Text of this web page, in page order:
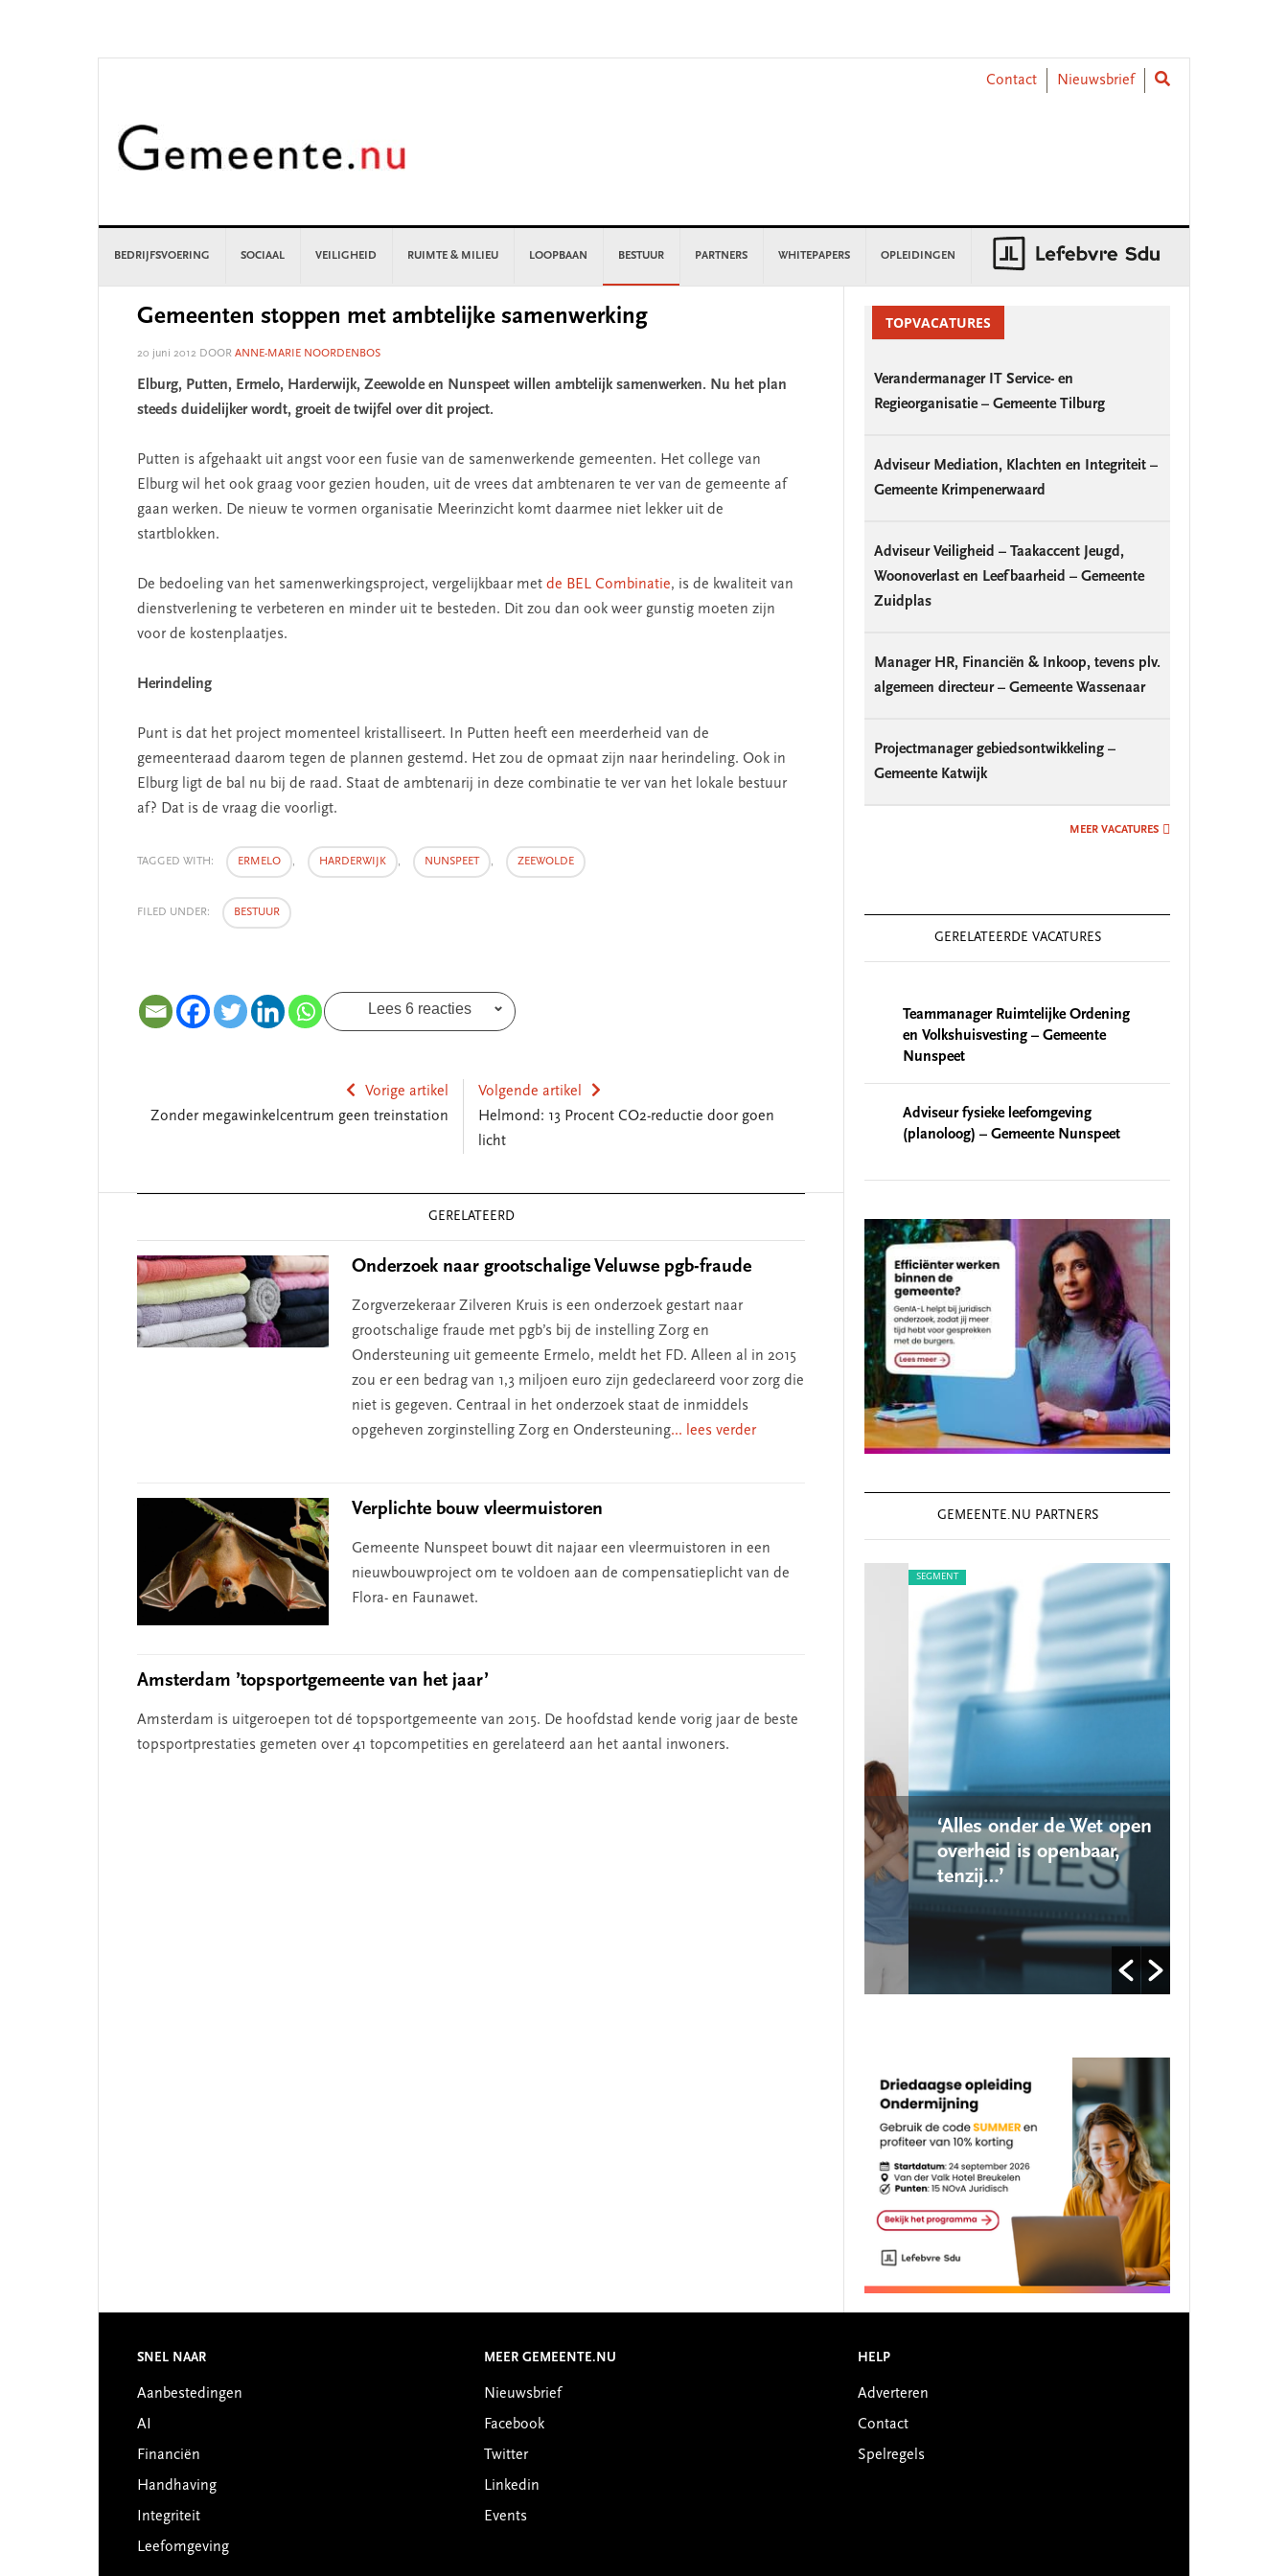
Contact
Nieuwsbrief
BEDRIJFSVOERING SOCIAAL VEILIGHEID RUIMTE & MILIEU LOOPBAAN BESTUUR PARTNERS WHITEPAPERS OPLEIDINGEN
Gemeenten stoppen met ambtelijke samenwerking
20 juni 2012 DOOR ANNE-MARIE NOORDENBOS
Elburg, Putten, Ermelo, Harderwijk, Zeewolde en Nunspeet willen ambtelijk samenwerken. Nu het plan
steeds duidelijker wordt, groeit de twijfel over dit project.
Putten is afgehaakt uit angst voor een fusie van de samenwerkende gemeenten. Het college van
Elburg wil het ook graag voor gezien houden, uit de vrees dat ambtenaren te ver van de gemeente af
gaan werken. De nieuw te vormen organisatie Meerinzicht komt daarmee niet lekker uit de
startblokken.
De bedoeling van het samenwerkingsproject, vergelijkbaar met de BEL Combinatie, is de kwaliteit van
dienstverlening te verbeteren en minder uit te besteden. Dit zou dan ook weer gunstig moeten zijn
voor de kostenplaatjes.
Herindeling
Punt is dat het project momenteel kristalliseert. In Putten heeft een meerderheid van de
gemeenteraad daarom tegen de plannen gestemd. Het zou de opmaat zijn naar herindeling. Ook in
Elburg ligt de bal nu bij de raad. Staat de ambtenarij in deze combinatie te ver van het lokale bestuur
af? Dat is de vraag die voorligt.
TAGGED WITH: ERMELO , HARDERWIJK , NUNSPEET , ZEEWOLDE
FILED UNDER: BESTUUR
Lees 6 reacties
Vorige artikel
Zonder megawinkelcentrum geen treinstation
Volgende artikel
Helmond: 13 Procent CO2-reductie door goen
licht
GERELATEERD
Onderzoek naar grootschalige Veluwse pgb-fraude
Zorgverzekeraar Zilveren Kruis is een onderzoek gestart naar
grootschalige fraude met pgb’s bij de instelling Zorg en
Ondersteuning uit gemeente Ermelo, meldt het FD. Alleen al in 2015
zou er een bedrag van 1,3 miljoen euro zijn gedeclareerd voor zorg die
niet is gegeven. Centraal in het onderzoek staat de inmiddels
opgeheven zorginstelling Zorg en Ondersteuning... lees verder
Verplichte bouw vleermuistoren
Gemeente Nunspeet bouwt dit najaar een vleermuistoren in een
nieuwbouwproject om te voldoen aan de compensatieplicht van de
Flora- en Faunawet.
Amsterdam ’topsportgemeente van het jaar’
Amsterdam is uitgeroepen tot dé topsportgemeente van 2015. De hoofdstad kende vorig jaar de beste
topsportprestaties gemeten over 41 topcompetities en gerelateerd aan het aantal inwoners.
SidebarTOPVACATURES
Verandermanager IT Service- en
Regieorganisatie – Gemeente Tilburg
Adviseur Mediation, Klachten en Integriteit –
Gemeente Krimpenerwaard
Adviseur Veiligheid – Taakaccent Jeugd,
Woonoverlast en Leefbaarheid – Gemeente
Zuidplas
Manager HR, Financiën & Inkoop, tevens plv.
algemeen directeur – Gemeente Wassenaar
Projectmanager gebiedsontwikkeling –
Gemeente Katwijk
MEER VACATURES
GERELATEERDE VACATURES
Teammanager Ruimtelijke Ordening
en Volkshuisvesting – Gemeente
Nunspeet
Adviseur fysieke leefomgeving
(planoloog) – Gemeente Nunspeet
GEMEENTE.NU PARTNERS
SEGMENT SEGMENT
‘Alles onder de Wet open
overheid is openbaar,
tenzij…’
Footer
SNEL NAAR
Aanbestedingen
AI
Financiën
Handhaving
Integriteit
Leefomgeving
MEER GEMEENTE.NU
Nieuwsbrief
Facebook
Twitter
Linkedin
Events
HELP
Adverteren
Contact
Spelregels